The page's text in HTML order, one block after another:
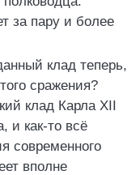
за пару и более
клад теперь,
сражения?
клад Карла XII
и как-то всё
современного
вполне